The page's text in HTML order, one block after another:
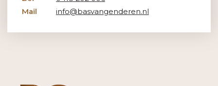
Mail
info@basvangenderen.nl